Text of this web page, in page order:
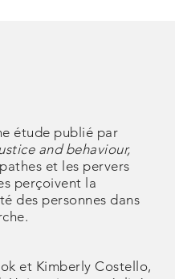
étude publié par
and behaviour,
et les pervers
perçoivent la
des personnes dans
et Kimberly Costello,